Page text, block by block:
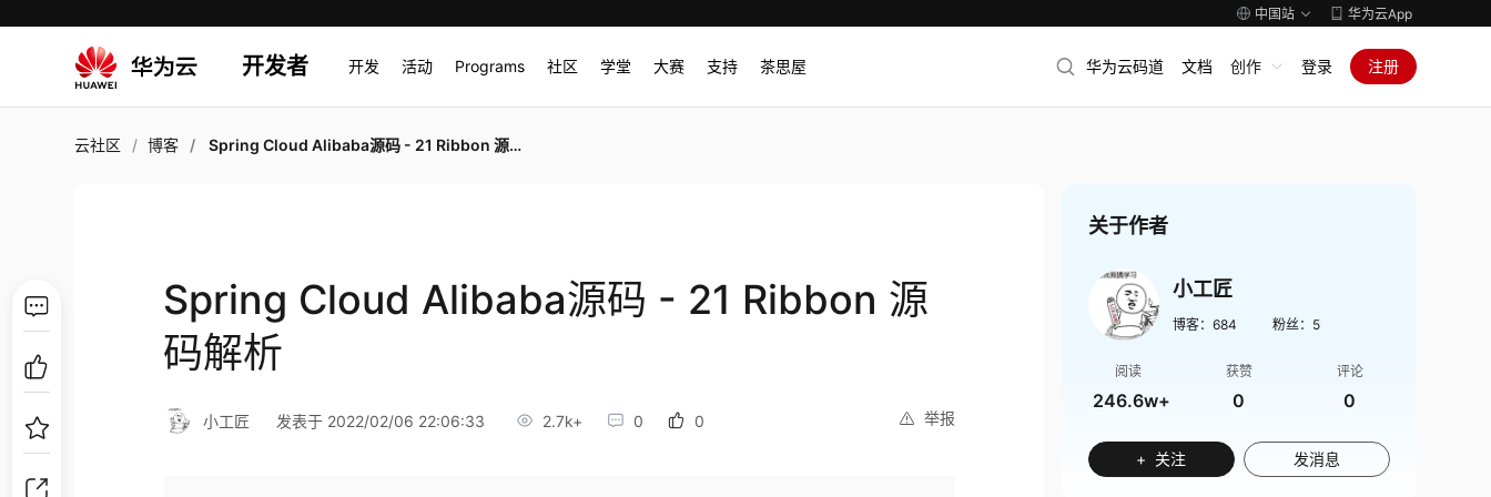
中国站 华为云App
开发者 开发 活动 Programs 社区 学堂 大赛 支持 茶思屋 华为云码道 文档 创作 登录 注册
云社区 博客 Spring Cloud Alibaba源码 - 21 Ribbon 源码解析
Spring Cloud Alibaba源码 - 21 Ribbon 源
码解析
举报
小工匠 发表于 2022/02/06 22:06:33 2.7k+ 0 0
关于作者
小工匠
博客： 684 粉丝： 5
阅读
246.6w+
获赞
0
评论
0
+ 关注 发消息